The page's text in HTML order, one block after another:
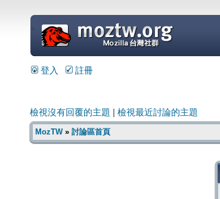
=
登入 註冊
檢視沒有回覆的主題 檢視最近討論的主題
MozTW» 討論區首頁